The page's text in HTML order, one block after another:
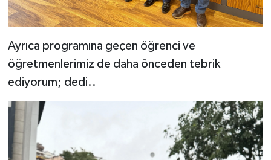
Ayrıca programına geçen öğrenci ve
öğretmenlerimiz de daha önceden tebrik
ediyorum; dedi..